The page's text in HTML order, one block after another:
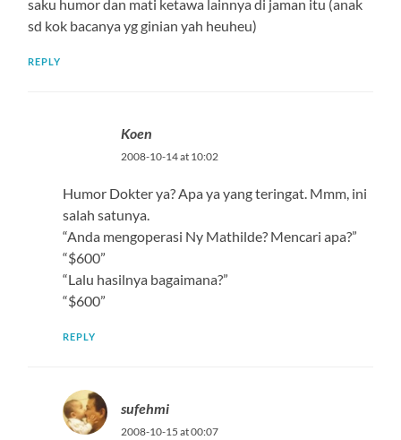
saku humor dan mati ketawa lainnya di jaman itu (anak
sd kok bacanya yg ginian yah heuheu)
REPLY
Koen
2008-10-14 at 10:02
Humor Dokter ya? Apa ya yang teringat. Mmm, ini
salah satunya.
“Anda mengoperasi Ny Mathilde? Mencari apa?”
“$600”
“Lalu hasilnya bagaimana?”
“$600”
REPLY
sufehmi
2008-10-15 at 00:07